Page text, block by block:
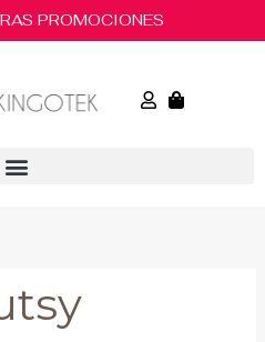
PROMOCIONES
por
popularidad